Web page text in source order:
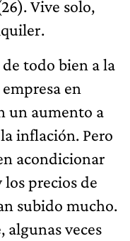
Vive solo,
todo bien a la
en
un aumento a
inflación. Pero
acondicionar
precios de
subido mucho.
algunas veces